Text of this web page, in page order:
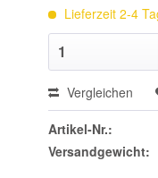
Lieferzeit 2-4
Vergleichen
Artikel-Nr.:
Versandgewicht: